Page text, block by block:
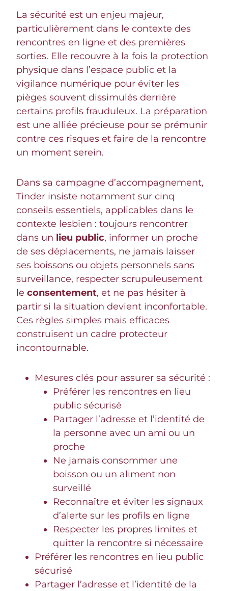
La sécurité est un enjeu majeur,
particulièrement dans le contexte des
rencontres en ligne et des premières
sorties. Elle recouvre à la fois la protection
physique dans l’espace public et la
vigilance numérique pour éviter les
pièges souvent dissimulés derrière
certains profils frauduleux. La préparation
est une alliée précieuse pour se prémunir
contre ces risques et faire de la rencontre
un moment serein.
Dans sa campagne d’accompagnement,
Tinder insiste notamment sur cinq
conseils essentiels, applicables dans le
contexte lesbien : toujours rencontrer
dans un lieu public, informer un proche
de ses déplacements, ne jamais laisser
ses boissons ou objets personnels sans
surveillance, respecter scrupuleusement
le consentement, et ne pas hésiter à
partir si la situation devient inconfortable.
Ces règles simples mais efficaces
construisent un cadre protecteur
incontournable.
Mesures clés pour assurer sa sécurité :
Préférer les rencontres en lieu
public sécurisé
Partager l’adresse et l’identité de
la personne avec un ami ou un
proche
Ne jamais consommer une
boisson ou un aliment non
surveillé
Reconnaître et éviter les signaux
d’alerte sur les profils en ligne
Respecter les propres limites et
quitter la rencontre si nécessaire
Préférer les rencontres en lieu public
sécurisé
Partager l’adresse et l’identité de la